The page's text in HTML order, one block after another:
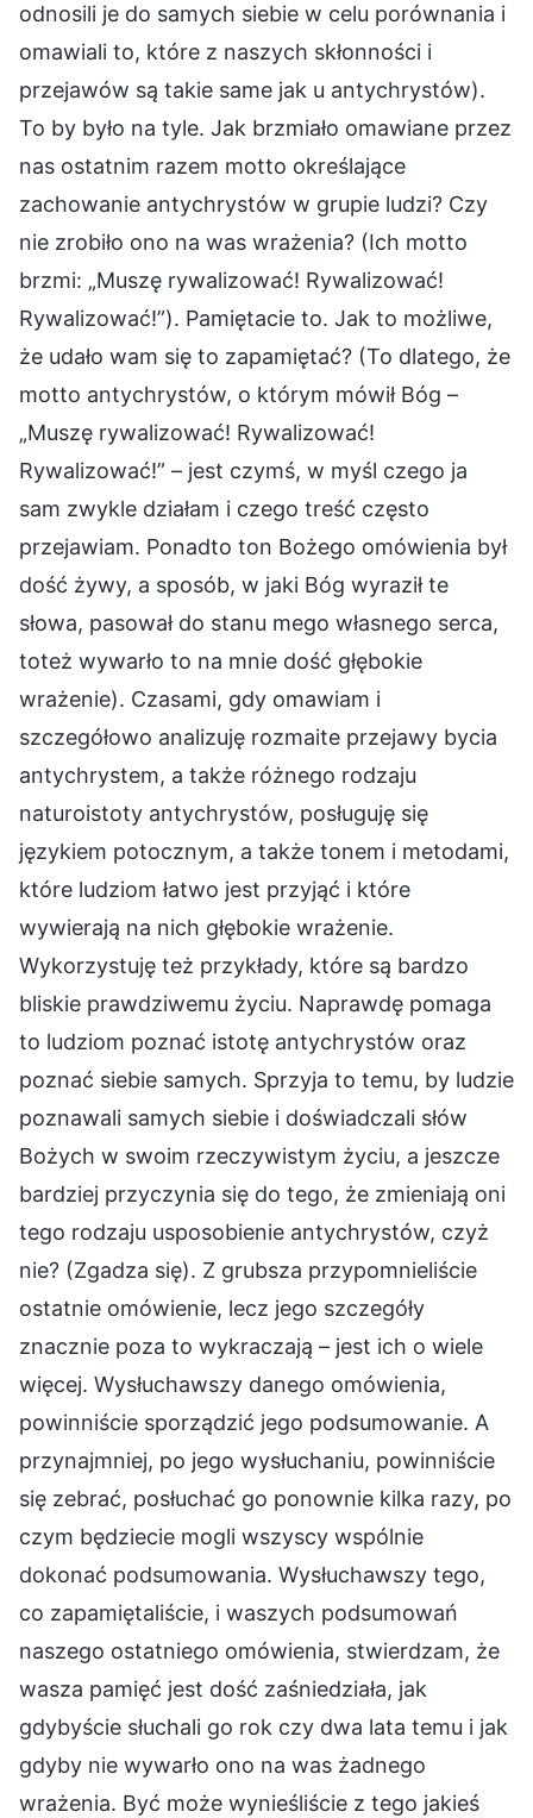
odnosili je do samych siebie w celu porównania i
omawiali to, które z naszych skłonności i
przejawów są takie same jak u antychrystów).
To by było na tyle. Jak brzmiało omawiane przez
nas ostatnim razem motto określające
zachowanie antychrystów w grupie ludzi? Czy
nie zrobiło ono na was wrażenia? (Ich motto
brzmi: „Muszę rywalizować! Rywalizować!
Rywalizować!”). Pamiętacie to. Jak to możliwe,
że udało wam się to zapamiętać? (To dlatego, że
motto antychrystów, o którym mówił Bóg –
„Muszę rywalizować! Rywalizować!
Rywalizować!” – jest czymś, w myśl czego ja
sam zwykle działam i czego treść często
przejawiam. Ponadto ton Bożego omówienia był
dość żywy, a sposób, w jaki Bóg wyraził te
słowa, pasował do stanu mego własnego serca,
toteż wywarło to na mnie dość głębokie
wrażenie). Czasami, gdy omawiam i
szczegółowo analizuję rozmaite przejawy bycia
antychrystem, a także różnego rodzaju
naturoistoty antychrystów, posługuję się
językiem potocznym, a także tonem i metodami,
które ludziom łatwo jest przyjąć i które
wywierają na nich głębokie wrażenie.
Wykorzystuję też przykłady, które są bardzo
bliskie prawdziwemu życiu. Naprawdę pomaga
to ludziom poznać istotę antychrystów oraz
poznać siebie samych. Sprzyja to temu, by ludzie
poznawali samych siebie i doświadczali słów
Bożych w swoim rzeczywistym życiu, a jeszcze
bardziej przyczynia się do tego, że zmieniają oni
tego rodzaju usposobienie antychrystów, czyż
nie? (Zgadza się). Z grubsza przypomnieliście
ostatnie omówienie, lecz jego szczegóły
znacznie poza to wykraczają – jest ich o wiele
więcej. Wysłuchawszy danego omówienia,
powinniście sporządzić jego podsumowanie. A
przynajmniej, po jego wysłuchaniu, powinniście
się zebrać, posłuchać go ponownie kilka razy, po
czym będziecie mogli wszyscy wspólnie
dokonać podsumowania. Wysłuchawszy tego,
co zapamiętaliście, i waszych podsumowań
naszego ostatniego omówienia, stwierdzam, że
wasza pamięć jest dość zaśniedziała, jak
gdybyście słuchali go rok czy dwa lata temu i jak
gdyby nie wywarło ono na was żadnego
wrażenia. Być może wynieśliście z tego jakieś